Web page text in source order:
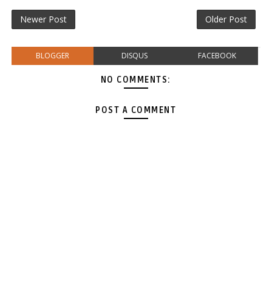
Newer Post Older Post
BLOGGER DISQUS FACEBOOK
NO COMMENTS:
POST A COMMENT